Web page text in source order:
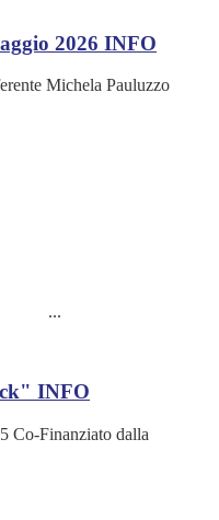
2026 INFO
Michela Pauluzzo
...
INFO
Co-Finanziato dalla